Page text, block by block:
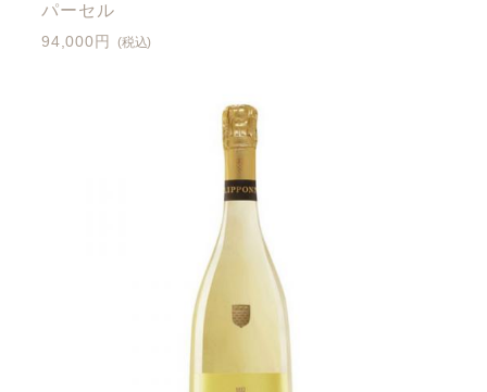
パーセル
94,000円 (税込)